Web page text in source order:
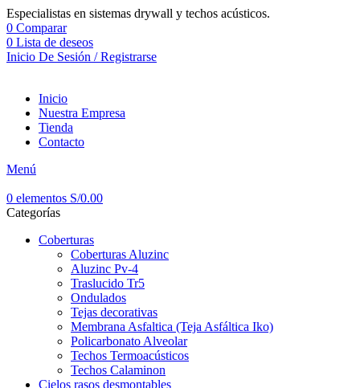
Especialistas en sistemas drywall y techos acústicos.
0 Comparar
0 Lista de deseos
Inicio De Sesión / Registrarse
Inicio
Nuestra Empresa
Tienda
Contacto
Menú
0 elementos S/0.00
Categorías
Coberturas
Coberturas Aluzinc
Aluzinc Pv-4
Traslucido Tr5
Ondulados
Tejas decorativas
Membrana Asfaltica (Teja Asfáltica Iko)
Policarbonato Alveolar
Techos Termoacústicos
Techos Calaminon
Cielos rasos desmontables